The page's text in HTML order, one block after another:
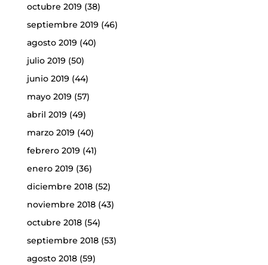
octubre 2019 (38)
septiembre 2019 (46)
agosto 2019 (40)
julio 2019 (50)
junio 2019 (44)
mayo 2019 (57)
abril 2019 (49)
marzo 2019 (40)
febrero 2019 (41)
enero 2019 (36)
diciembre 2018(52)
noviembre 2018(43)
octubre 2018(54)
septiembre 2018(53)
agosto 2018(59)